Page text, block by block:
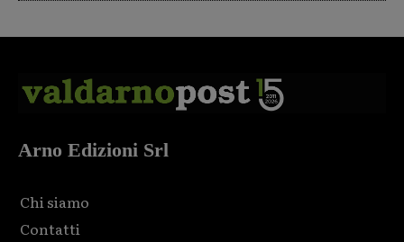
Arno Edizioni Srl
Chi siamo
Contatti